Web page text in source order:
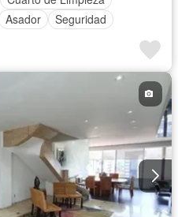
Asador
Seguridad